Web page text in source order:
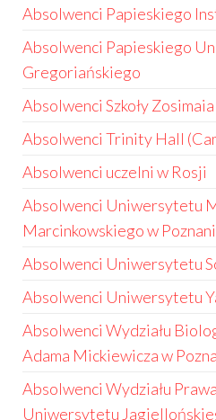
Absolwenci Papieskiego
Absolwenci Papieskiego
Gregoriańskiego
Absolwenci Szkoły Zosimaia
Absolwenci Trinity Hall
Absolwenci uczelni w Rosji
Absolwenci Uniwersytetu
Marcinkowskiego w
Absolwenci Uniwersytetu
Absolwenci Uniwersytetu
Absolwenci Wydziału
Adama Mickiewicza w
Absolwenci Wydziału
Uniwersytetu